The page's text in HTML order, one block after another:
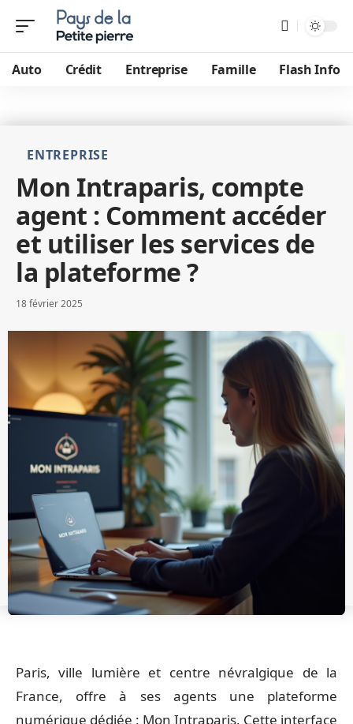
Auto Crédit Entreprise Famille Flash Info
ENTREPRISE
Mon Intraparis, compte
agent : Comment accéder
et utiliser les services de
la plateforme ?
18 février 2025
Paris, ville lumière et centre névralgique de la
France, offre à ses agents une plateforme
numérique dédiée : Mon Intraparis. Cette interface